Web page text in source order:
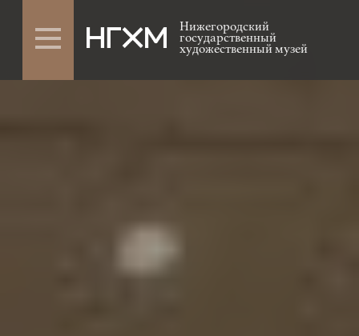
Нижегородский
государственный
художественный музей